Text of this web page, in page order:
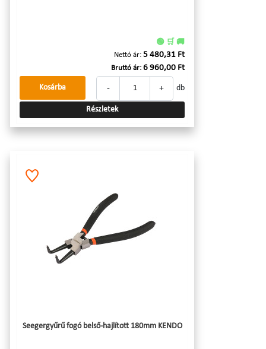
🟢 🛒 🚚
Nettó ár: 5 480,31 Ft
Bruttó ár: 6 960,00 Ft
- + db
Kosárba
Részletek
Seegergyűrű fogó belső-hajlított 180mm KENDO